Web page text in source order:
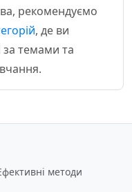
рекомендуємо
, де ви
за темами та
методи